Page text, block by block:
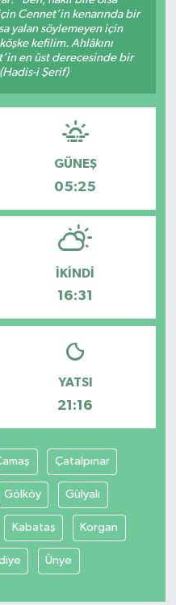
Cennet’in kenarında bir
yalan söylemeyen için
kefilim. Ahlâkını
en üst derecesinde bir
i Şerif)
GÜNEŞ
05:25
İKINDI
16:31
YATSI
21:16
Çatalpınar
Gölköy Gülyalı
Kabataş Korgan
Ünye